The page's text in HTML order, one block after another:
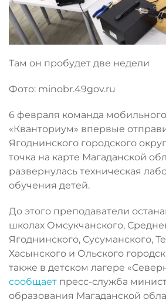
Там он пробудет две недели
Фото: minobr.49gov.ru
6 февраля команда
«Кванториум» впервые
Ягоднинского городского
точка на карте Магаданской
развернулась техническая
обучения детей.
До этого преподаватели
школах Омсукчанского,
Ягоднинского, Сусуманского,
Хасынского и Ольского
также в детском лагере
сообщает пресс-служба
образования Магаданской